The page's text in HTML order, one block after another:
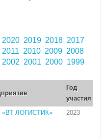
2020 2019 2018 2017
2011 2010 2009 2008
2002 2001 2000 1999
Год
участия
ЛОГИСТИК» 2023